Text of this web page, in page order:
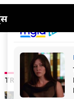
TRENDING NEWS